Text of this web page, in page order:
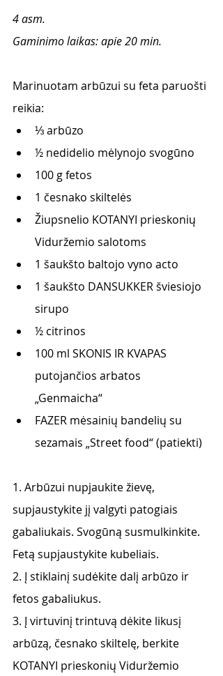
4 asm.
Gaminimo laikas: apie 20 min.
Marinuotam arbūzui su feta paruošti
reikia:
⅓ arbūzo
½ nedidelio mėlynojo svogūno
100 g fetos
1 česnako skiltelės
Žiupsnelio KOTANYI prieskonių
Viduržemio salotoms
1 šaukšto baltojo vyno acto
1 šaukšto DANSUKKER šviesiojo
sirupo
½ citrinos
100 ml SKONIS IR KVAPAS
putojančios arbatos
„Genmaicha“
FAZER mėsainių bandelių su
sezamais „Street food“ (patiekti)
1. Arbūzui nupjaukite žievę,
supjaustykite jį valgyti patogiais
gabaliukais. Svogūną susmulkinkite.
Fetą supjaustykite kubeliais.
2. Į stiklainį sudėkite dalį arbūzo ir
fetos gabaliukus.
3. Į virtuvinį trintuvą dėkite likusį
arbūzą, česnako skiltelę, berkite
KOTANYI prieskonių Viduržemio